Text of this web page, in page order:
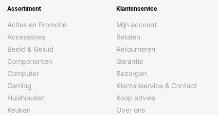
Processorkern
8 (Octa Core)
Energie
Aantal uren
batterijduur per cyclus
(u:min)
53:52
Capaciteit ( mAh)
4415
Energieverbruiksklasse
Assortiment
Acties en Promotie
Accessoires
Beeld & Geluid
Componenten
Computer
Gaming
Huishouden
Keuken
Klantenservice
Mijn account
Betalen
Retourneren
Garantie
Bezorgen
Klantenservice & Contact
Koop advies
Over ons